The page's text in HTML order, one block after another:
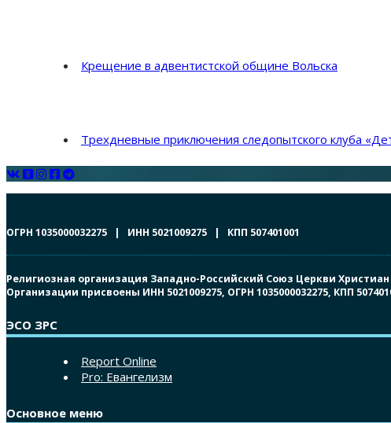
Крещение в адвентистской общине Вольска
Трехдневные приключения следопытского клуба
ОГРН 1035000032275 | ИНН 5021009275 | КПП 507401001
Религиозная организация Западно-Российский Союз Церкви
Организации присвоены ИНН 5021009275, ОГРН 1035000032275, КПП
ЭСО ЗРС
Report Online
Pro: Евангелизм
Основное меню